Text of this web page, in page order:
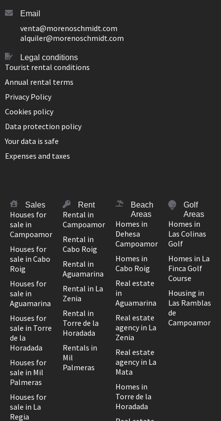
Email
venta@morenoschmidt.com
alquiler@morenoschmidt.com
Legal conditions
Tourist rental conditions
Annual rental terms
Privacy Policy
Cookies policy
Data protection policy
Your data is safe
Expenses and taxes
Sales
Houses for
sale in
Campoamor
Houses for
sale in Cabo
Roig
Houses for
sale in
Aguamarina
Houses for
sale in Torre
de la
Horadada
Houses for
sale in Mil
Palmeras
Houses for
sale in La
Regia
Rent
Rental in
Campoamor
Rental in
Cabo Roig
Rental in
Aguamarina
Rental in La
Zenia
Rental in
Torre de la
Horadada
Rentals in
Mil
Palmeras
Beach
Areas
Homes in
Dehesa
Campoamor
Homes in
Cabo Roig
Real estate
in
Aguamarina
Real estate
agency in La
Zenia
Real estate
agency in La
Mata
Homes in
Torre de la
Horadada
Golf
Areas
Homes in
Las Colinas
Golf
Homes in La
Finca Golf
Course
Housing in
Las Ramblas
de
Campoamor